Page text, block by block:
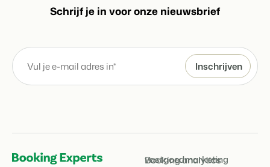
Schrijf je in voor onze nieuwsbrief
vastgoedmarketing
Booking analytics